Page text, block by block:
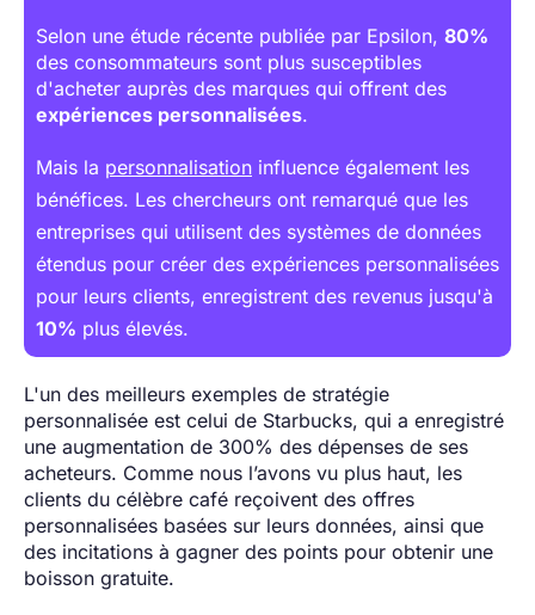
Selon une étude récente publiée par Epsilon, 80%
des consommateurs sont plus susceptibles
d'acheter auprès des marques qui offrent des
expériences personnalisées.
Mais la personnalisation influence également les
bénéfices. Les chercheurs ont remarqué que les
entreprises qui utilisent des systèmes de données
étendus pour créer des expériences personnalisées
pour leurs clients, enregistrent des revenus jusqu'à
10% plus élevés.
L'un des meilleurs exemples de stratégie
personnalisée est celui de Starbucks, qui a enregistré
une augmentation de 300% des dépenses de ses
acheteurs. Comme nous l’avons vu plus haut, les
clients du célèbre café reçoivent des offres
personnalisées basées sur leurs données, ainsi que
des incitations à gagner des points pour obtenir une
boisson gratuite.